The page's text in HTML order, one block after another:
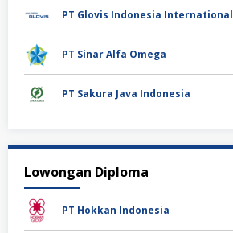
PT Glovis Indonesia International
PT Sinar Alfa Omega
PT Sakura Java Indonesia
Lowongan Diploma
PT Hokkan Indonesia